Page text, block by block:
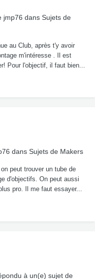
jmp76 dans Sujets de
au Club, après t'y avoir
m'intéresse . Il est
Pour l'objectif, il faut bien...
dans Sujets de Makers
peut trouver un tube de
d'objectifs. On peut aussi
pro. Il me faut essayer...
à un(e) sujet de